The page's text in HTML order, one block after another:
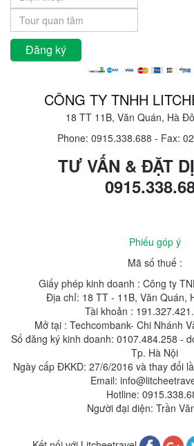
CÔNG TY TNHH
18 TT 11B, Văn Quán, Hà
Phone: 0915.338.688 - Fax:
TƯ VẤN & ĐẶT
Phiếu góp ý
Mã số thuế :
Giấy phép kinh doanh : Công ty
Địa chỉ: 18 TT - 11B, Văn Quán,
Tài khoản :
Mở tại : Techcombank- Chi Nhánh
Số đăng ký kinh doanh: 0107.484.258 -
Tp. Hà Nội
Ngày cấp ĐKKD: 27/6/2016 và thay đổi
Email:
Hotline:
Người đại diện: Trần